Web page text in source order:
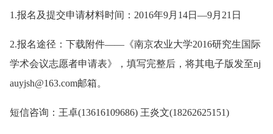
1.报名及提交申请材料时间：2016年9月14日—9月21日
2.报名途径：下载附件——《南京农业大学2016研究生国际
学术会议志愿者申请表》，填写完整后，将其电子版发至nj
auyjsh@163.com邮箱。
短信咨询：王卓(13616109686) 王炎文(18262625151)